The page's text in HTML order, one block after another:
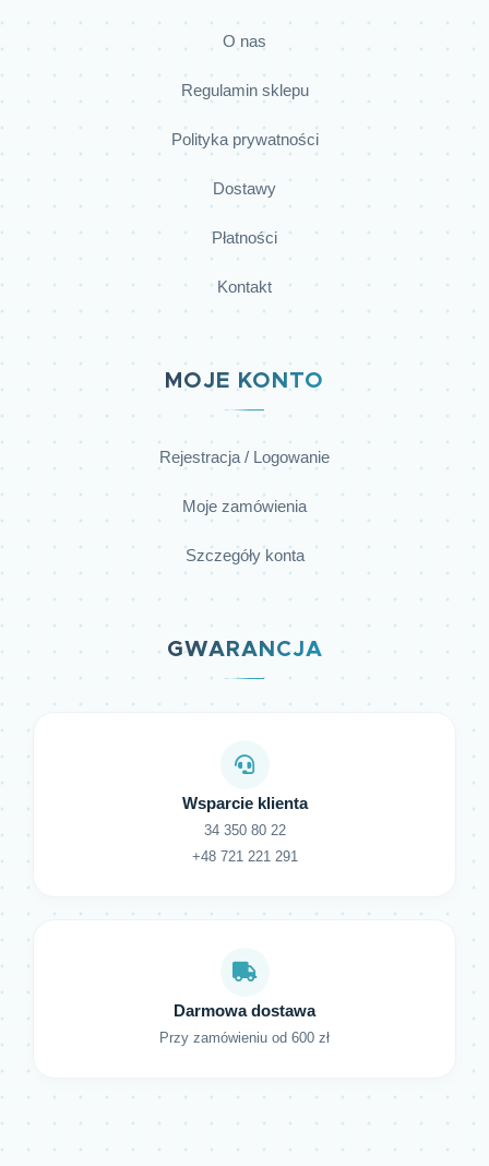
O nas
Regulamin sklepu
Polityka prywatności
Dostawy
Płatności
Kontakt
MOJE KONTO
Rejestracja / Logowanie
Moje zamówienia
Szczegóły konta
GWARANCJA
Wsparcie klienta
34 350 80 22
+48 721 221 291
Darmowa dostawa
Przy zamówieniu od 600 zł